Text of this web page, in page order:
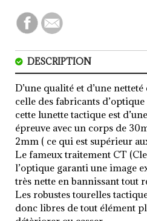
DESCRIPTION
CARACTERISTIQUES
D’une qualité et d’une
celle des fabricants
cette lunette tactique est
épreuve avec un corps de
2mm ( ce qui est supérieur
Le fameux traitement CT
l’optique garanti une image
très nette en bannissant tout
Les robustes tourelles
donc libres de tout élément